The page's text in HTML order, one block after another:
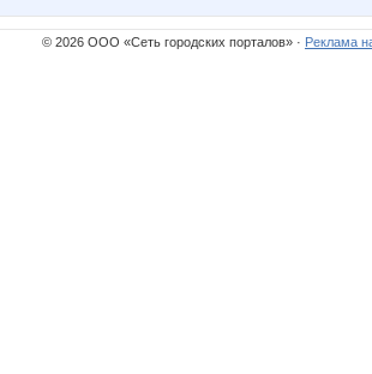
© 2026 ООО «Сеть городских порталов» · Реклама